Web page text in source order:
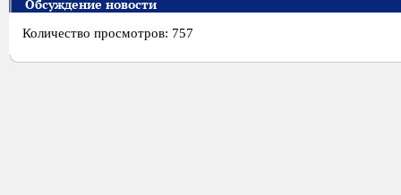
Обсуждение новости
Количество просмотров: 757